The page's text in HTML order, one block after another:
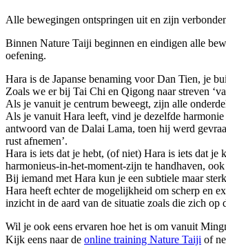
Alle bewegingen ontspringen uit en zijn
Binnen Nature Taiji beginnen en eindigen alle
oefening.
Hara is de Japanse benaming voor Dan Tien, je
Zoals we er bij Tai Chi en Qigong naar streven
Als je vanuit je centrum beweegt, zijn alle
Als je vanuit Hara leeft, vind je dezelfde
antwoord van de Dalai Lama, toen hij werd
rust afnemen’.
Hara is iets dat je hebt, (of niet) Hara is iets dat
harmonieus-in-het-moment-zijn te handhaven,
Bij iemand met Hara kun je een subtiele maar
Hara heeft echter de mogelijkheid om scherp en
inzicht in de aard van de situatie zoals die zich op
Wil je ook eens ervaren hoe het is om vanuit
Kijk eens naar de online training Nature Taiji of